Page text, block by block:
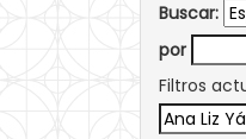
Buscar:
por
Filtros